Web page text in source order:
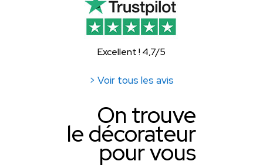
Excellent ! 4,7/5
> Voir tous les avis
On trouve
le décorateur
pour vous